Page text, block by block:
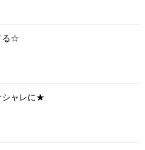
る☆
シャレに★